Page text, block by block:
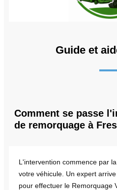
Guide et
Comment se passe
de remorquage à
L'intervention commence par
votre véhicule. Un expert
pour effectuer le Remorquage